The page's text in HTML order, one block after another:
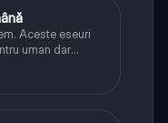
Aceste eseuri
uman dar